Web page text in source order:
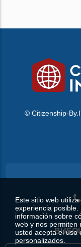
© Citizenship-
Este sitio web
experiencia
información sobre
web y nos permiten
usted acepta el uso
personalizados.